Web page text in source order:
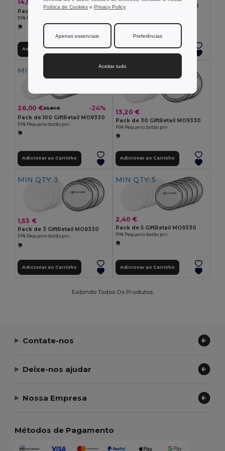
14,50 € 16,90 € -14%
Pack de 50 GiftRetail MO9330
PIN Pequeno botão pin
Adicionar ao Carrinho
Pack de 10 GiftRetail MO9330
Adicionar ao Carrinho
MIN QTY: 100
26,00 €33,81 € -24%
Pack de 100 GiftRetail MO9330
PIN Pequeno botão pin
Adicionar ao Carrinho
MIN QTY: 30
13,20 €
Pack de 30 GiftRetail MO9330
PIN Pequeno botão pin
Adicionar ao Carrinho
MIN QTY: 3
1,53 €
Pack de 3 GiftRetail MO9330
PIN Pequeno botão pin
Adicionar ao Carrinho
MIN QTY: 5
2,40 €
Pack de 5 GiftRetail MO9330
PIN Pequeno botão pin
Adicionar ao Carrinho
Exibindo Todos Os Produtos.
Contate-nos
Deixe-nos ajudar
Nossa Empresa
Métodos de Pagamento
Política de Cookies e Privacy Policy.
Apenas essenciais Preferências
Aceitar tudo